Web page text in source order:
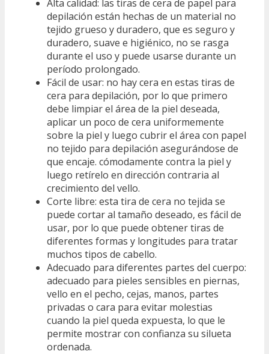
Alta calidad: las tiras de cera de papel para
depilación están hechas de un material no
tejido grueso y duradero, que es seguro y
duradero, suave e higiénico, no se rasga
durante el uso y puede usarse durante un
período prolongado.
Fácil de usar: no hay cera en estas tiras de
cera para depilación, por lo que primero
debe limpiar el área de la piel deseada,
aplicar un poco de cera uniformemente
sobre la piel y luego cubrir el área con papel
no tejido para depilación asegurándose de
que encaje. cómodamente contra la piel y
luego retírelo en dirección contraria al
crecimiento del vello.
Corte libre: esta tira de cera no tejida se
puede cortar al tamaño deseado, es fácil de
usar, por lo que puede obtener tiras de
diferentes formas y longitudes para tratar
muchos tipos de cabello.
Adecuado para diferentes partes del cuerpo:
adecuado para pieles sensibles en piernas,
vello en el pecho, cejas, manos, partes
privadas o cara para evitar molestias
cuando la piel queda expuesta, lo que le
permite mostrar con confianza su silueta
ordenada.